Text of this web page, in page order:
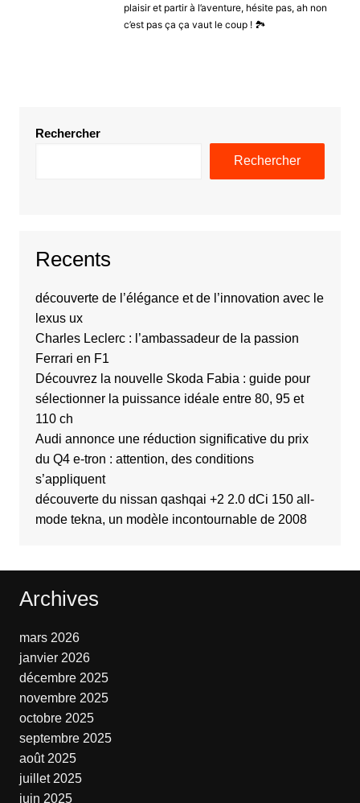
plaisir et partir à l’aventure, hésite pas, ah non
c’est pas ça ça vaut le coup ! 🏞️
Rechercher
Rechercher
Recents
découverte de l’élégance et de l’innovation avec le
lexus ux
Charles Leclerc : l’ambassadeur de la passion
Ferrari en F1
Découvrez la nouvelle Skoda Fabia : guide pour
sélectionner la puissance idéale entre 80, 95 et
110 ch
Audi annonce une réduction significative du prix
du Q4 e-tron : attention, des conditions
s’appliquent
découverte du nissan qashqai +2 2.0 dCi 150 all-
mode tekna, un modèle incontournable de 2008
Archives
mars 2026
janvier 2026
décembre 2025
novembre 2025
octobre 2025
septembre 2025
août 2025
juillet 2025
juin 2025